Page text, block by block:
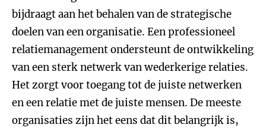
bijdraagt aan het behalen van de strategische
doelen van een organisatie. Een professioneel
relatiemanagement ondersteunt de ontwikkeling
van een sterk netwerk van wederkerige relaties.
Het zorgt voor toegang tot de juiste netwerken
en een relatie met de juiste mensen. De meeste
organisaties zijn het eens dat dit belangrijk is,